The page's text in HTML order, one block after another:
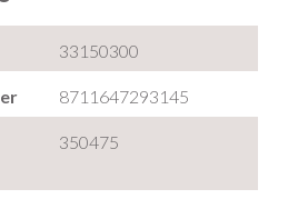
33150300
8711647293145
350475